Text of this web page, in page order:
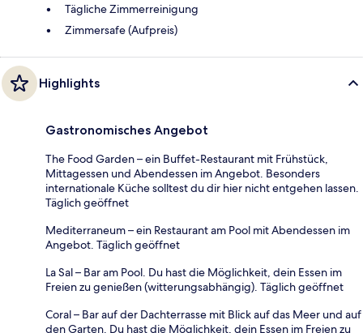
Tägliche Zimmerreinigung
Zimmersafe (Aufpreis)
Highlights
Gastronomisches Angebot
The Food Garden – ein Buffet-Restaurant mit Frühstück,
Mittagessen und Abendessen im Angebot. Besonders
internationale Küche solltest du dir hier nicht entgehen lassen.
Täglich geöffnet
Mediterraneum – ein Restaurant am Pool mit Abendessen im
Angebot. Täglich geöffnet
La Sal – Bar am Pool. Du hast die Möglichkeit, dein Essen im
Freien zu genießen (witterungsabhängig). Täglich geöffnet
Coral – Bar auf der Dachterrasse mit Blick auf das Meer und auf
den Garten. Du hast die Möglichkeit, dein Essen im Freien zu